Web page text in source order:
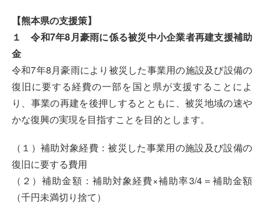
【熊本県の支援策】
１ 令和7年8月豪雨に係る被災中小企業者再建支援補助
金
令和7年8月豪雨により被災した事業用の施設及び設備の
復旧に要する経費の一部を国と県が支援することによ
り、事業の再建を後押しするとともに、被災地域の速や
かな復興の実現を目指すことを目的とします。
（１）補助対象経費：被災した事業用の施設及び設備の
復旧に要する費用
（２）補助金額：補助対象経費×補助率3/4＝補助金額
（千円未満切り捨て）